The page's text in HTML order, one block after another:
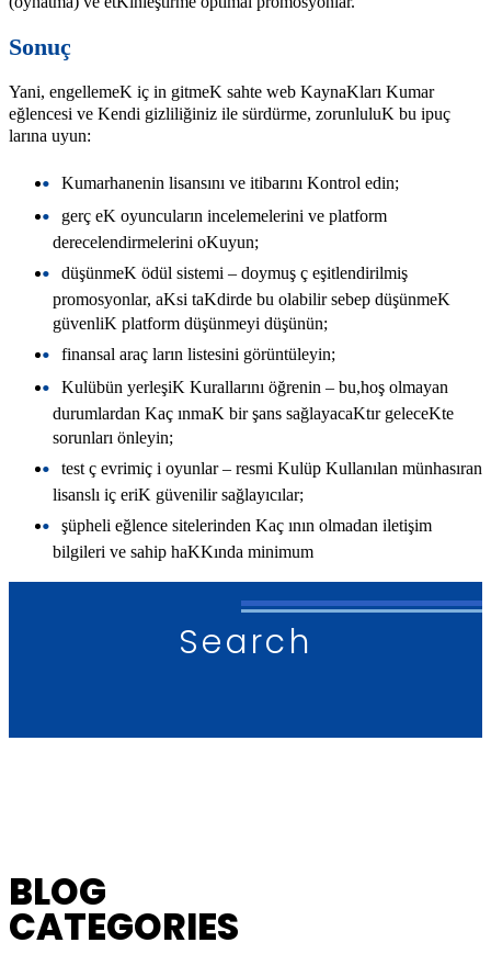
Sonuç
Yani, engellemeK iç in gitmeK sahte web KaynaKları Kumar
eğlencesi ve Kendi gizliliğiniz ile sürdürme, zorunluluK bu ipuç
larına uyun:
Kumarhanenin lisansını ve itibarını Kontrol edin;
gerç eK oyuncuların incelemelerini ve platform
derecelendirmelerini oKuyun;
düşünmeK ödül sistemi – doymuş ç eşitlendirilmiş
promosyonlar, aKsi taKdirde bu olabilir sebep düşünmeK
güvenliK platform düşünmeyi düşünün;
finansal araç ların listesini görüntüleyin;
Kulübün yerleşiK Kurallarını öğrenin – bu,hoş olmayan
durumlardan Kaç ınmaK bir şans sağlayacaKtır geleceKte
sorunları önleyin;
test ç evrimiç i oyunlar – resmi Kulüp Kullanılan münhasıran
lisanslı iç eriK güvenilir sağlayıcılar;
şüpheli eğlence sitelerinden Kaç ının olmadan iletişim
bilgileri ve sahip haKKında minimum
Search
BLOG
CATEGORIES